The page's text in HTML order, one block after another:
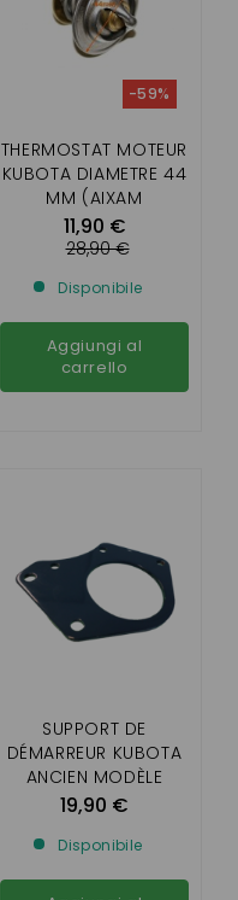
THERMOSTAT MOTEUR
KUBOTA DIAMETRE 44
MM (AIXAM
11,90 €
-59%
28,90 €
Disponibile
Aggiungi al
carrello
SUPPORT DE
DÉMARREUR KUBOTA
ANCIEN MODÈLE
19,90 €
Disponibile